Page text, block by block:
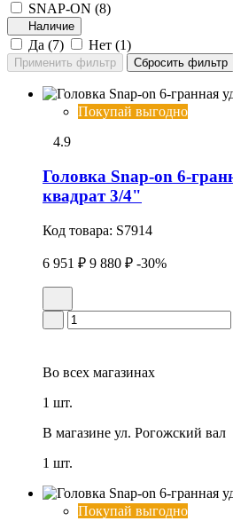
SNAP-ON (8)
Наличие
Да (7) Нет (1)
Покупай выгодно
4.9
Головка Snap-on 6-
квадрат 3/4"
Код товара: S7914
6 951 ₽ 9 880 ₽ -30%
Во всех магазинах
1 шт.
В магазине ул. Рогожский вал
1 шт.
Покупай выгодно